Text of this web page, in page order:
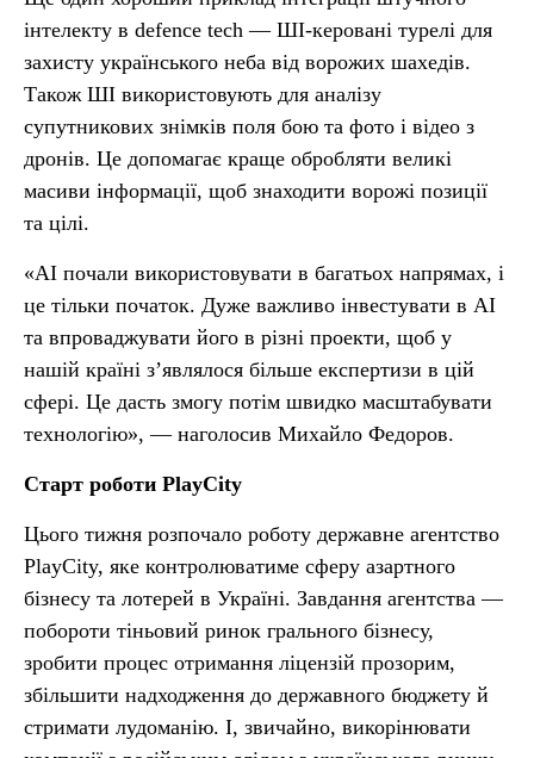
інтелекту в defence tech — ШІ-керовані турелі для
захисту українського неба від ворожих шахедів.
Також ШІ використовують для аналізу
супутникових знімків поля бою та фото і відео з
дронів. Це допомагає краще обробляти великі
масиви інформації, щоб знаходити ворожі позиції
та цілі.
«AI почали використовувати в багатьох напрямах, і
це тільки початок. Дуже важливо інвестувати в AI
та впроваджувати його в різні проекти, щоб у
нашій країні з’являлося більше експертизи в цій
сфері. Це дасть змогу потім швидко масштабувати
технологію», — наголосив Михайло Федоров.
Старт роботи PlayCity
Цього тижня розпочало роботу державне агентство
PlayCity, яке контролюватиме сферу азартного
бізнесу та лотерей в Україні. Завдання агентства —
побороти тіньовий ринок грального бізнесу,
зробити процес отримання ліцензій прозорим,
збільшити надходження до державного бюджету й
стримати лудоманію. І, звичайно, викорінювати